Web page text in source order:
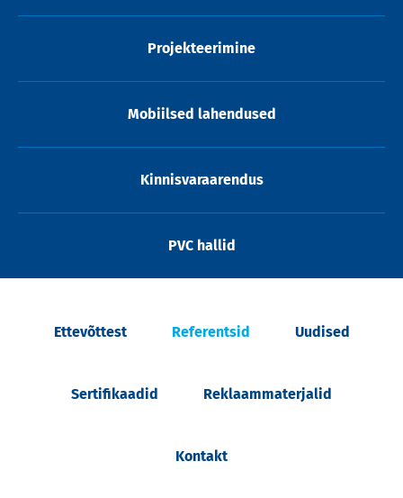
Projekteerimine
Mobiilsed lahendused
Kinnisvaraarendus
PVC hallid
Ettevõttest Referentsid Uudised
Sertifikaadid Reklaammaterjalid
Kontakt